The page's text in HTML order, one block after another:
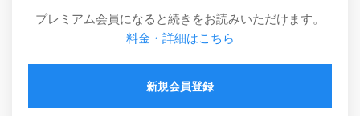
プレミアム会員になると続きをお読みいただけます。
料金・詳細はこちら
新規会員登録